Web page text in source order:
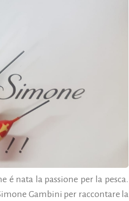
é nata la passione per la pesca.
Gambini per raccontare la